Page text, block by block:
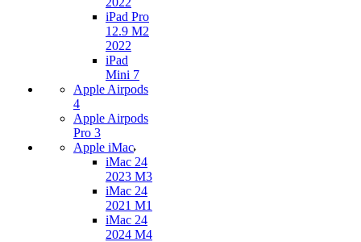
iPad Pro
12.9 M2
2022
iPad
Mini 7
Apple Airpods
4
Apple Airpods
Pro 3
Apple iMac
iMac 24
2023 M3
iMac 24
2021 M1
iMac 24
2024 M4